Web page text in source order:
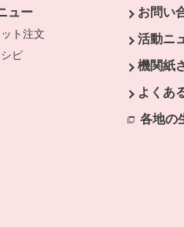
ュー
ト注文 別のウィンドウで開きます。
ピ
お問い
活動ニ
機関紙
よくあ
各地の